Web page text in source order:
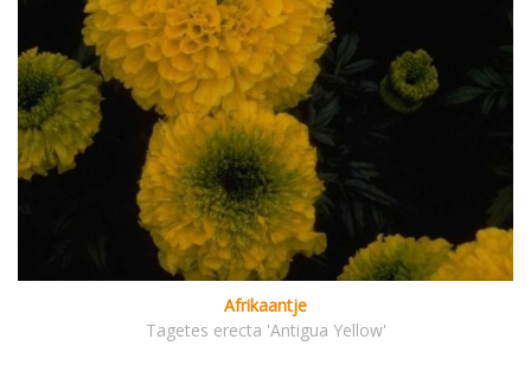
Afrikaantje
Tagetes erecta 'Antigua Yellow'